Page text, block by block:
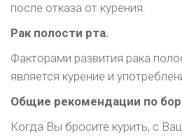
после отказа от курения.
Рак полости рта.
Факторами развития рака
является курение и
Общие рекомендации по
Когда Вы бросите курить, с